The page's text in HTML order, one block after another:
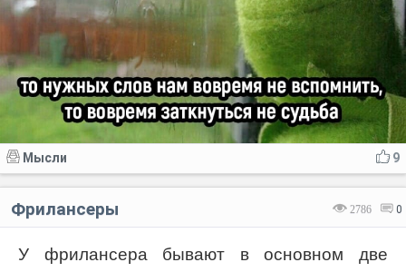
9
Мысли
2786 0
Фрилансеры
У фрилансера бывают в основном две